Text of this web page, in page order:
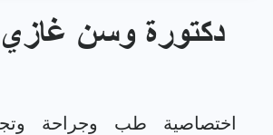
دكتورة وسن غازي
اختصاصية طب وجراحة